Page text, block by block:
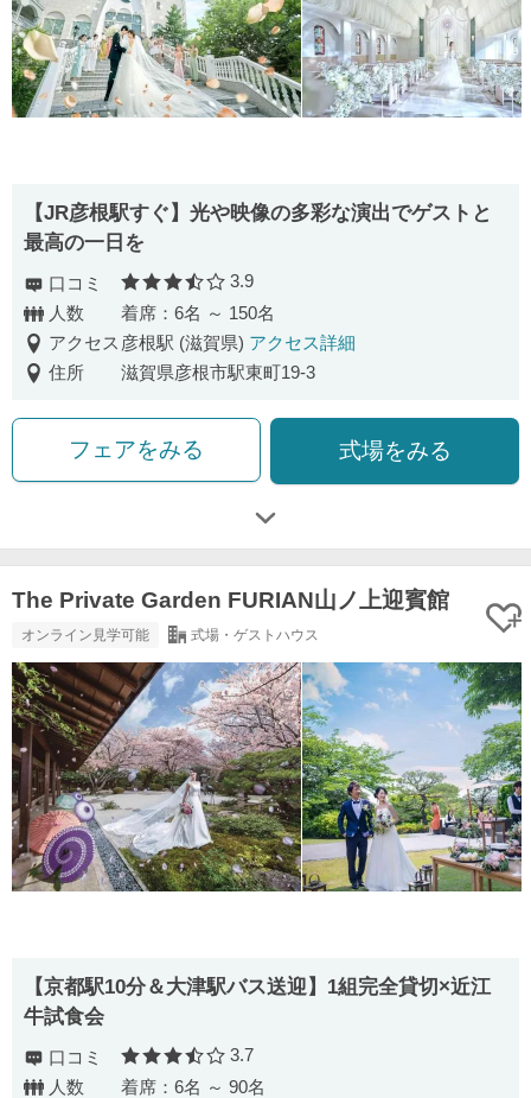
【JR彦根駅すぐ】光や映像の多彩な演出でゲストと
最高の一日を
口コミ 口コミ評価
3.9
人数
着席：6名 ～ 150名
アクセス 彦根駅 (滋賀県) アクセス詳細
住所
滋賀県彦根市駅東町19-3
フェアをみる 式場をみる
The Private Garden FURIAN山ノ上迎賓館
オンライン見学可能 式場・ゲストハウス
【京都駅10分＆大津駅バス送迎】1組完全貸切×近江
牛試食会
口コミ 口コミ評価
3.7
人数
着席：6名 ～ 90名